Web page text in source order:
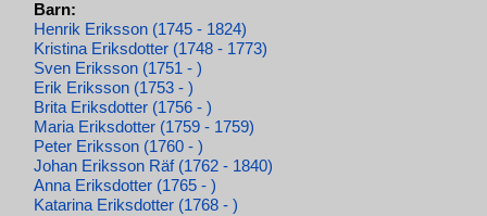
Barn:
Henrik Eriksson (1745 - 1824)
Kristina Eriksdotter (1748 - 1773)
Sven Eriksson (1751 - )
Erik Eriksson (1753 - )
Brita Eriksdotter (1756 - )
Maria Eriksdotter (1759 - 1759)
Peter Eriksson (1760 - )
Johan Eriksson Räf (1762 - 1840)
Anna Eriksdotter (1765 - )
Katarina Eriksdotter (1768 - )